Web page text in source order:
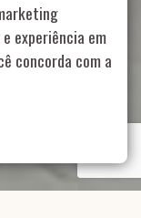
– SP | 55 11
experiência em
concorda com a